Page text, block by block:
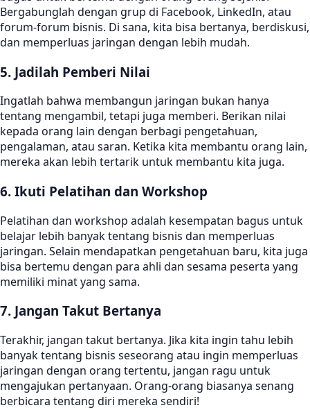
Bergabunglah dengan grup di Facebook, LinkedIn, atau
forum-forum bisnis. Di sana, kita bisa bertanya, berdiskusi,
dan memperluas jaringan dengan lebih mudah.
5. Jadilah Pemberi Nilai
Ingatlah bahwa membangun jaringan bukan hanya
tentang mengambil, tetapi juga memberi. Berikan nilai
kepada orang lain dengan berbagi pengetahuan,
pengalaman, atau saran. Ketika kita membantu orang lain,
mereka akan lebih tertarik untuk membantu kita juga.
6. Ikuti Pelatihan dan Workshop
Pelatihan dan workshop adalah kesempatan bagus untuk
belajar lebih banyak tentang bisnis dan memperluas
jaringan. Selain mendapatkan pengetahuan baru, kita juga
bisa bertemu dengan para ahli dan sesama peserta yang
memiliki minat yang sama.
7. Jangan Takut Bertanya
Terakhir, jangan takut bertanya. Jika kita ingin tahu lebih
banyak tentang bisnis seseorang atau ingin memperluas
jaringan dengan orang tertentu, jangan ragu untuk
mengajukan pertanyaan. Orang-orang biasanya senang
berbicara tentang diri mereka sendiri!